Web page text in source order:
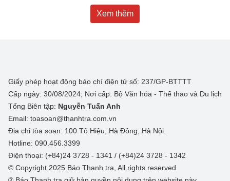
Xem thêm
Giấy phép hoạt động báo chí điện tử số: 237/GP-BTTTT
Cấp ngày: 30/08/2024; Nơi cấp: Bộ Văn hóa - Thể thao và Du lịch
Tổng Biên tập: Nguyễn Tuấn Anh
Email: toasoan@thanhtra.com.vn
Địa chỉ tòa soạn: 100 Tô Hiệu, Hà Đông, Hà Nội.
Hotline: 090.456.3399
Điện thoại: (+84)24 3728 - 1341 / (+84)24 3728 - 1342
© Copyright 2025 Báo Thanh tra, All rights reserved